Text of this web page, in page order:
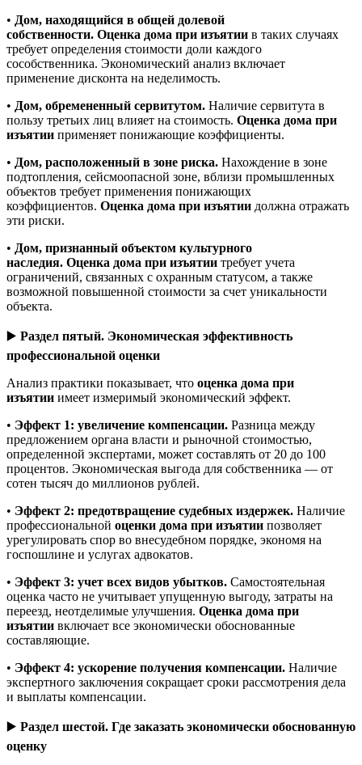
• Дом, находящийся в общей долевой
собственности. Оценка дома при изъятии в таких случаях
требует определения стоимости доли каждого
сособственника. Экономический анализ включает
применение дисконта на неделимость.
• Дом, обремененный сервитутом. Наличие сервитута в
пользу третьих лиц влияет на стоимость. Оценка дома при
изъятии применяет понижающие коэффициенты.
• Дом, расположенный в зоне риска. Нахождение в зоне
подтопления, сейсмоопасной зоне, вблизи промышленных
объектов требует применения понижающих
коэффициентов. Оценка дома при изъятии должна отражать
эти риски.
• Дом, признанный объектом культурного
наследия. Оценка дома при изъятии требует учета
ограничений, связанных с охранным статусом, а также
возможной повышенной стоимости за счет уникальности
объекта.
▶️ Раздел пятый. Экономическая эффективность
профессиональной оценки
Анализ практики показывает, что оценка дома при
изъятии имеет измеримый экономический эффект.
• Эффект 1: увеличение компенсации. Разница между
предложением органа власти и рыночной стоимостью,
определенной экспертами, может составлять от 20 до 100
процентов. Экономическая выгода для собственника — от
сотен тысяч до миллионов рублей.
• Эффект 2: предотвращение судебных издержек. Наличие
профессиональной оценки дома при изъятии позволяет
урегулировать спор во внесудебном порядке, экономя на
госпошлине и услугах адвокатов.
• Эффект 3: учет всех видов убытков. Самостоятельная
оценка часто не учитывает упущенную выгоду, затраты на
переезд, неотделимые улучшения. Оценка дома при
изъятии включает все экономически обоснованные
составляющие.
• Эффект 4: ускорение получения компенсации. Наличие
экспертного заключения сокращает сроки рассмотрения дела
и выплаты компенсации.
▶️ Раздел шестой. Где заказать экономически обоснованную
оценку